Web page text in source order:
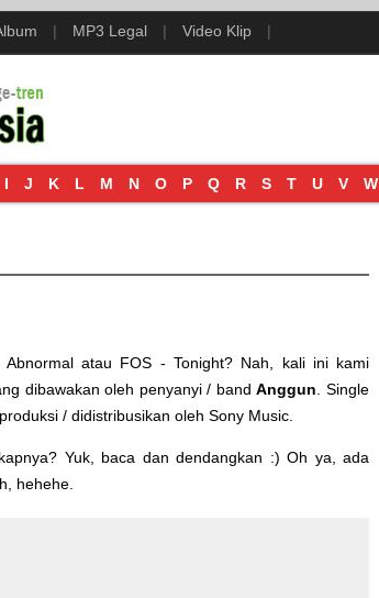
| MP3 Legal | Video Klip |
I J K L M N O P Q R S T U V W
atau FOS - Tonight? Nah, kali ini kami
dibawakan oleh penyanyi / bandAnggun . Single
/ didistribusikan oleh Sony Music
Yuk, baca dan dendangkan :) Oh ya, ada
hehehe.